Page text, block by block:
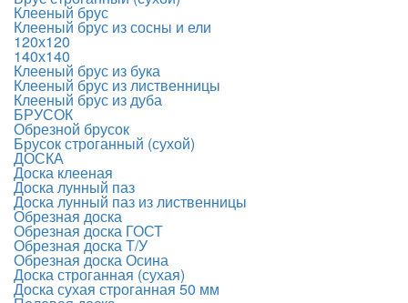
Клееный брус
Клееный брус из сосны и ели
120х120
140х140
Клееный брус из бука
Клееный брус из лиственницы
Клееный брус из дуба
БРУСОК
Обрезной брусок
Брусок строганный (сухой)
ДОСКА
Доска клееная
Доска лунный паз
Доска лунный паз из лиственницы
Обрезная доска
Обрезная доска ГОСТ
Обрезная доска Т/У
Обрезная доска Осина
Доска строганная (сухая)
Доска сухая строганная 50 мм